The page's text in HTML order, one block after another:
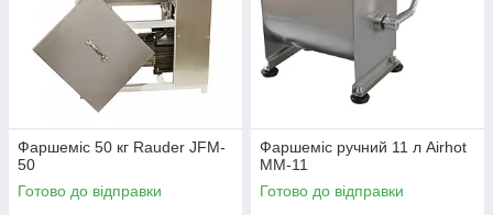
Фаршеміс 50 кг Rauder JFM-
50
Готово до відправки
Фаршеміс ручний 11 л Airhot
MM-11
Готово до відправки